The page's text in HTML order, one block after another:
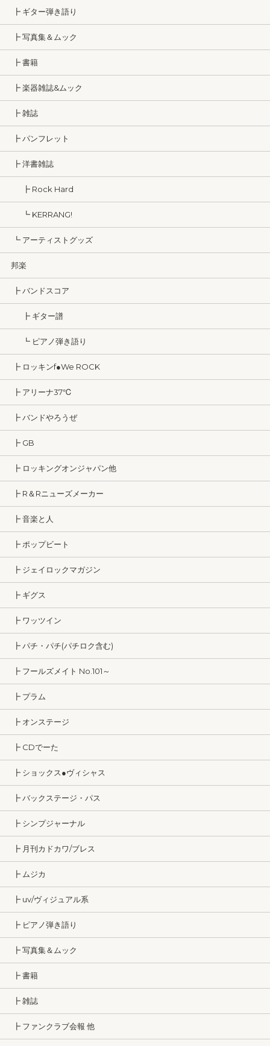
┣ ギター弾き語り
┣ 写真集＆ムック
┣ 書籍
┣ 楽器雑誌&ムック
┣ 雑誌
┣ パンフレット
┣ 洋書雑誌
┣ Rock Hard
┗ KERRANG!
┗ アーティストグッズ
邦楽
┣ バンドスコア
┣ ギター譜
┗ ピアノ弾き語り
┣ ロッキンf●We ROCK
┣ アリーナ37℃
┣ バンドやろうぜ
┣ GB
┣ ロッキングオンジャパン他
┣ R＆Rニューズメーカー
┣ 音楽と人
┣ ポップビート
┣ ジェイロックマガジン
┣ ギグス
┣ ワッツイン
┣ パチ・パチ(パチロク含む)
┣ フールズメイト No.101～
┣ プラム
┣ オンステージ
┣ CDでーた
┣ ショックス●ヴィシャス
┣ バックステージ・パス
┣ シンプジャーナル
┣ 月刊カドカワ/ブレス
┣ ムジカ
┣ uv/ヴィジュアル系
┣ ピアノ弾き語り
┣ 写真集＆ムック
┣ 書籍
┣ 雑誌
┣ ファンクラブ会報 他